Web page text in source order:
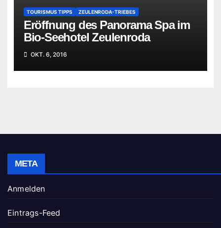
TOURISMUS TIPPS ZEULENRODA-TRIEBES
Eröffnung des Panorama Spa im
Bio-Seehotel Zeulenroda
OKT. 6, 2016
META
Anmelden
Eintrags-Feed